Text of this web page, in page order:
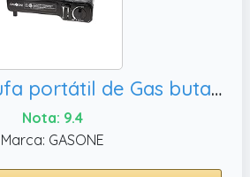
GASONE Estufa portátil de Gas butano con Encendido automático y Estuche de Transporte (GS-1000 7,650 BTU) CSA
Nota: 9.4
Marca: GASONE